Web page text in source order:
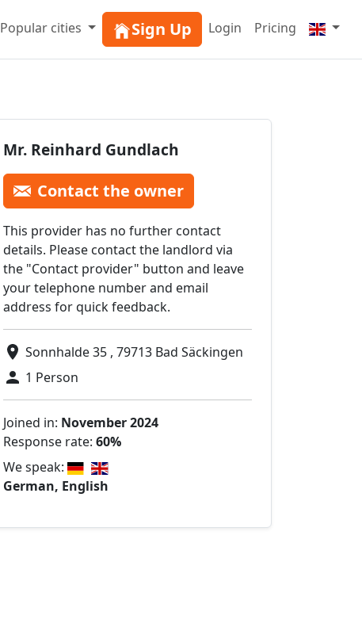
Popular cities Sign Up Login Pricing
Mr. Reinhard Gundlach
Contact the owner
This provider has no further contact
details. Please contact the landlord via
the "Contact provider" button and leave
your telephone number and email
address for quick feedback.
Sonnhalde 35 , 79713 Bad Säckingen
1 Person
Joined in: November 2024
Response rate: 60%
We speak:
German, English